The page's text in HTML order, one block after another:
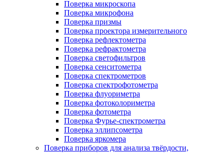
Поверка микроскопа
Поверка микрофона
Поверка призмы
Поверка проектора измерительного
Поверка рефлектометра
Поверка рефрактометра
Поверка светофильтров
Поверка сенситометра
Поверка спектрометров
Поверка спектрофотометра
Поверка флуориметра
Поверка фотоколориметра
Поверка фотометра
Поверка Фурье-спектрометра
Поверка эллипсометра
Поверка яркомера
Поверка приборов для анализа твёрдости,